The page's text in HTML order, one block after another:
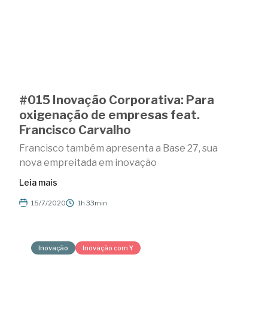
#015 Inovação Corporativa: Para
oxigenação de empresas feat.
Francisco Carvalho
Francisco também apresenta a Base 27, sua
nova empreitada em inovação
Leia mais
15/7/2020 1h 33min
Inovação Inovação com Y